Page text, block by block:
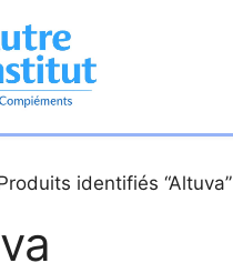
identifiés “Altuva”